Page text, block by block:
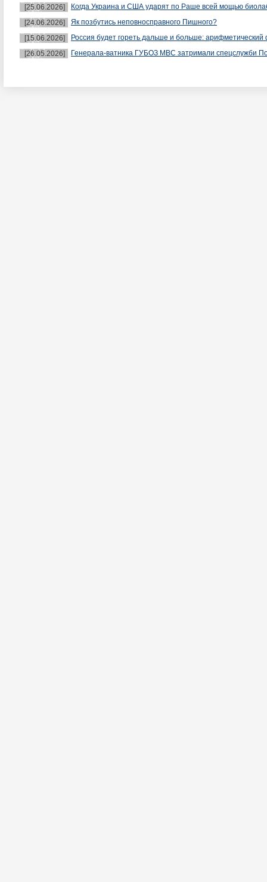
[25.06.2026]
Когда Украина и США ударят по Раше всей мощью
[24.06.2026]
Як позбутись неповносправного Пишного?
[15.06.2026]
Россия будет гореть дальше и больше: арифметический
[26.05.2026]
Генерала-ватника ГУБОЗ МВС затримали спецслужби